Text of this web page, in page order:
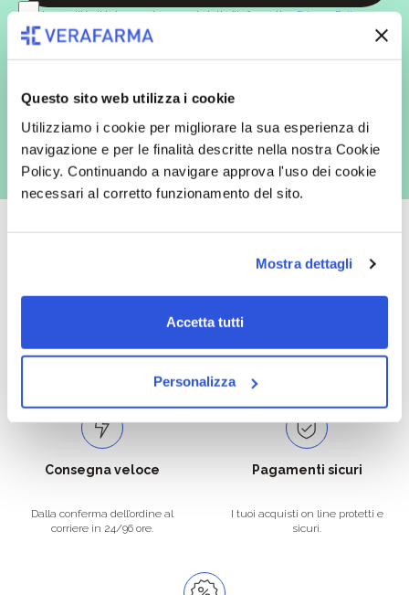
Questo sito web utilizza i cookie
Utilizziamo i cookie per migliorare la sua esperienza di
navigazione e per le finalità descritte nella nostra Cookie
Policy. Continuando a navigare approva l'uso dei cookie
necessari al corretto funzionamento del sito.
Mostra dettagli
Accetta tutti
Personalizza
In qualità di interessato, avendo letto l’informativaPrivacy Policy
redatta ai sensi del Regolamento EU 2016/679, acconsento
espressamente al trattamento dei miei dati personali per finalità
commerciali da parte di Verafarma, tra cui invio di comunicazioni
es. posta cartacea)
per soddisfare tutte le esigenze.
la spedizione la regaliamo noi.
Spedizioni in tutta Europa a 20€.
Consegna veloce
Dalla conferma dell’ordine al
corriere in 24/96 ore.
Pagamenti sicuri
I tuoi acquisti on line protetti e
sicuri.